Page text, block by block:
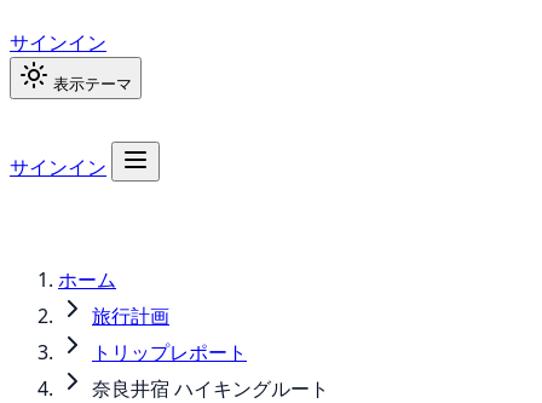
サインイン
表示テーマ
サインイン
ホーム
旅行計画
トリップレポート
奈良井宿 ハイキングルート